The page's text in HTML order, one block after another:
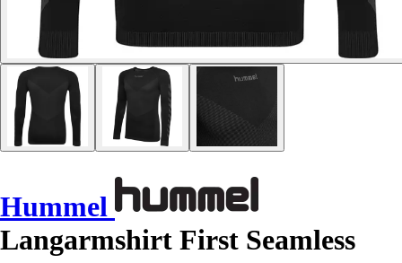
Hummel
Langarmshirt First Seamless